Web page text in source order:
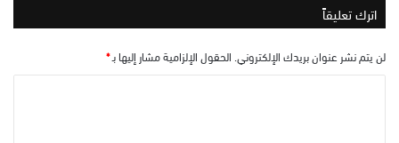
اترك تعليقاً
لن يتم نشر عنوان بريدك الإلكتروني. الحقول الإلزامية مشار إليها بـ*